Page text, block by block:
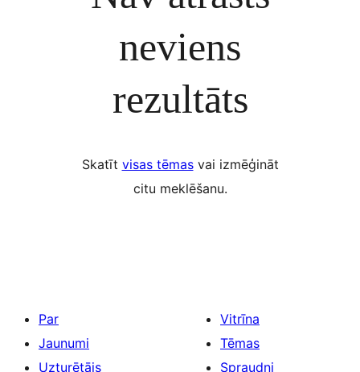
neviens
rezultāts
Skatīt visas tēmasvai izmēģināt
citu meklēšanu.
Par
Jaunumi
Uzturētājs
Vitrīna
Tēmas
Spraudņi